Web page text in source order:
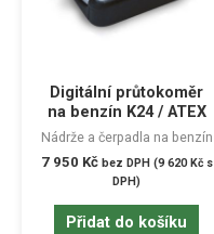
Digitální průtokoměr
na benzín K24 / ATEX
Nádrže a čerpadla na benzín
7 950 Kč bez DPH (9 620 Kčs
DPH)
Přidat do košíku